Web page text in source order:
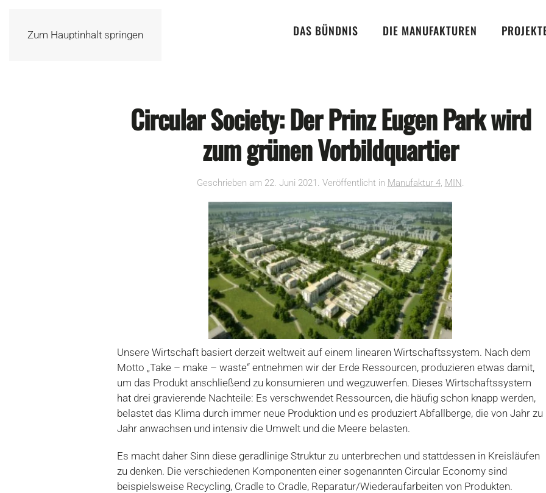
Zum Hauptinhalt springen DAS BÜNDNIS DIE MANUFAKTUREN
Circular Society: Der Prinz Eugen Park wird
zum grünen Vorbildquartier
Geschrieben am 22. Juni 2021 . Veröffentlicht in Manufaktur 4, MIN.
Unsere Wirtschaft basiert derzeit weltweit auf einem linearen Wirtschaftssystem. Nach dem
Motto „Take – make – waste“ entnehmen wir der Erde Ressourcen, produzieren etwas damit,
um das Produkt anschließend zu konsumieren und wegzuwerfen. Dieses Wirtschaftssystem
hat drei gravierende Nachteile: Es verschwendet Ressourcen, die häufig schon knapp werden,
belastet das Klima durch immer neue Produktion und es produziert Abfallberge, die von Jahr zu
Jahr anwachsen und intensiv die Umwelt und die Meere belasten.
Es macht daher Sinn diese geradlinige Struktur zu unterbrechen und stattdessen in Kreisläufen
zu denken. Die verschiedenen Komponenten einer sogenannten Circular Economy sind
beispielsweise Recycling, Cradle to Cradle, Reparatur/Wiederaufarbeiten von Produkten.